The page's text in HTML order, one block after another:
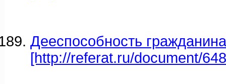
Дееспособность
[http://referat.ru/document/